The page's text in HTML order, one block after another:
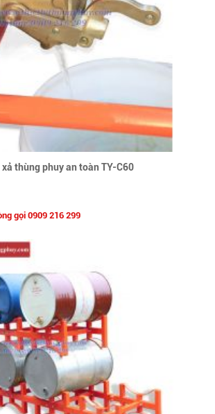
xả thùng phuy an toàn TY-C60
gọi 0909 216 299